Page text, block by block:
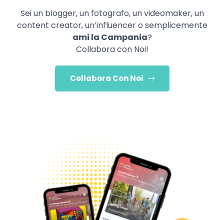
Sei un blogger, un fotografo, un videomaker, un
content creator, un’influencer o semplicemente
ami la Campania?
Collabora con Noi!
Collabora Con Noi